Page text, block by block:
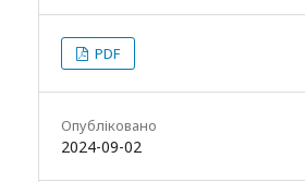
PDF
Опубліковано
2024-09-02